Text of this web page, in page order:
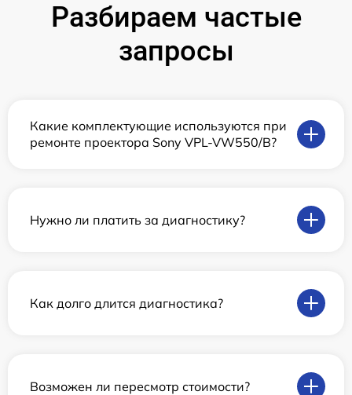
Разбираем частые
запросы
Какие комплектующие используются при
ремонте проектора Sony VPL-VW550/B?
Нужно ли платить за диагностику?
Как долго длится диагностика?
Возможен ли пересмотр стоимости?